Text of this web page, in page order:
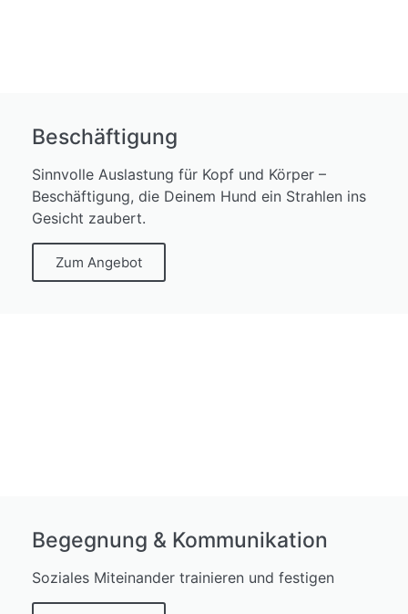
Beschäftigung
Sinnvolle Auslastung für Kopf und Körper –
Beschäftigung, die Deinem Hund ein Strahlen ins
Gesicht zaubert.
Zum Angebot
Begegnung & Kommunikation
Soziales Miteinander trainieren und festigen